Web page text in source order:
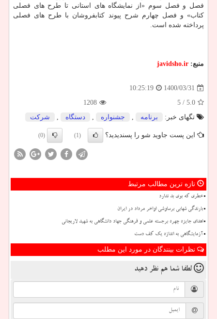
فصل و فصل سوم «از نمایشگاه های استانی تا طرح های فصلی
کتاب» و فصل چهارم شرح پیوند کتابفروشان با طرح های فصلی
پرداخته شده است.
منبع: javidsho.ir
1400/03/31
10:25:19
5.0
/ 5
1208
تگهای خبر:
برنامه , جشنواره , دستگاه , شركت
این پست جاوید شو را پسندیدید؟ (1)
(0)
تازه ترین مطالب مرتبط
خطری که بوی بد ندارد
بارندگی شهابی برساوشی اواخر مرداد در ایران
اهدای جایزه چهره برجسته علمی و فرهنگی جهاد دانشگاهی به شهید لاریجانی
آزمایشگاهی به اندازه یک کف دست
نظرات بینندگان در مورد این مطلب
لطفا شما هم نظر دهید